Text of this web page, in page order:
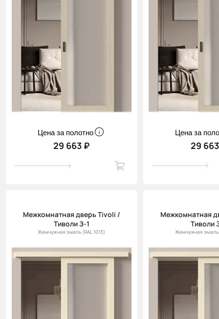
Цена за полотно
29 663 ₽
Цена за
29
Межкомнатная дверь Tivoli /
Тиволи З-1
Жемчужная эмаль (RAL 1013)
Межкомнатная
Тиволи
Жемчужная эмаль